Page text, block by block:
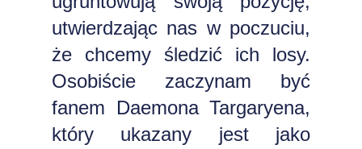
utwierdzając nas w poczuciu,
że chcemy śledzić ich losy.
Osobiście zaczynam być
fanem Daemona Targaryena,
który ukazany jest jako